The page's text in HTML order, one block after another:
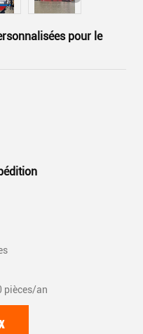
pour le
pièces/an